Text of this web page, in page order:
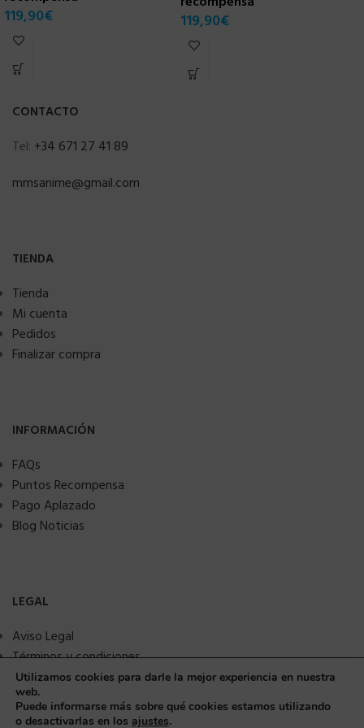
119,90€ 119,90€
CONTACTO
Tel: +34 671 27 41 89
mmsanime@gmail.com
TIENDA
Tienda
Mi cuenta
Pedidos
Finalizar compra
INFORMACIÓN
FAQs
Puntos Recompensa
Pago Aplazado
Blog Noticias
LEGAL
Aviso Legal
Términos y condiciones
Política de privacidad
Política de Cookies
Seguridad y protección a compradores
Utilizamos cookies para darle la mejor experiencia en nuestra
web.
Puede informarse más sobre qué cookies estamos utilizando
o desactivarlas en los ajustes.